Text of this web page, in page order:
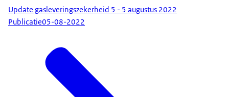
Update gasleveringszekerheid 5 - 5 augustus 2022
Publicatie05-08-2022